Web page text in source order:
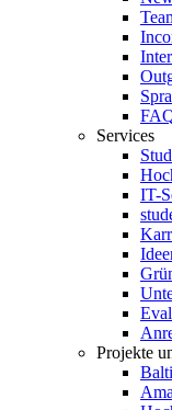
Services
IT-
Projekte